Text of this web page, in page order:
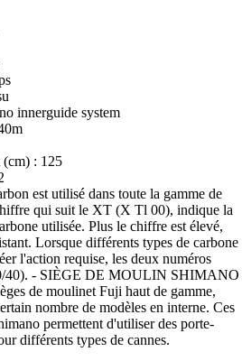
innerguide system
(cm) : 125
est utilisé dans toute la gamme de
qui suit le XT (X Tl 00), indique la
utilisée. Plus le chiffre est élevé,
Lorsque différents types de carbone
l'action requise, les deux numéros
40). - SIÈGE DE MOULIN SHIMANO
de moulinet Fuji haut de gamme,
nombre de modèles en interne. Ces
permettent d'utiliser des porte-
différents types de cannes.